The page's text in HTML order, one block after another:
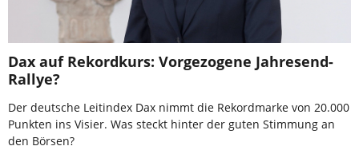
Dax auf Rekordkurs: Vorgezogene Jahresend-
Rallye?
Der deutsche Leitindex Dax nimmt die Rekordmarke von 20.000
Punkten ins Visier. Was steckt hinter der guten Stimmung an
den Börsen?